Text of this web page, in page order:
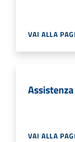
VAI ALLA
VAI ALLA